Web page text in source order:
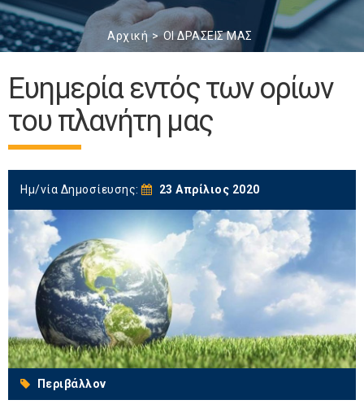
Αρχική ΟΙ ΔΡΑΣΕΙΣ ΜΑΣ
Ευημερία εντός των ορίων
του πλανήτη μας
Ημ/νία Δημοσίευσης: 23 Απρίλιος 2020
Περιβάλλον